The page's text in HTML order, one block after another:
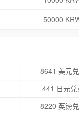
50000
8641 美元
441 日元
8220 英镑